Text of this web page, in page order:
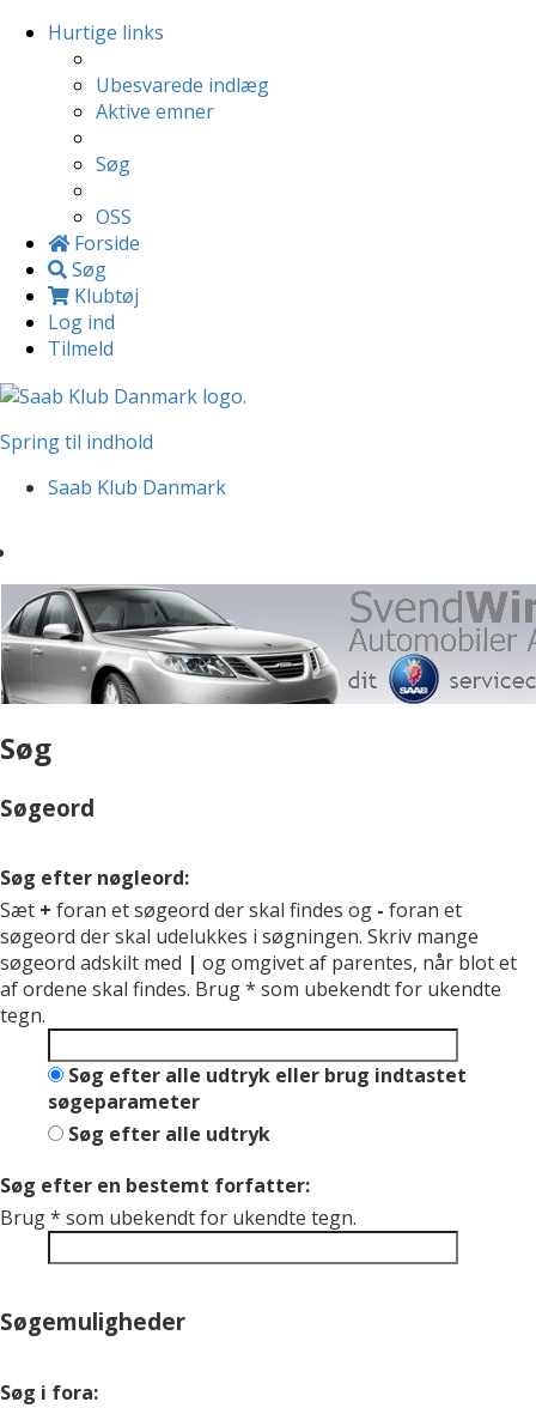
Hurtige links
Ubesvarede indlæg
Aktive emner
Søg
OSS
Forside
Søg
Klubtøj
Log ind
Tilmeld
Spring til indhold
Saab Klub Danmark
Søg
Søgeord
Søg efter nøgleord:
Sæt + foran et søgeord der skal findes og - foran et
søgeord der skal udelukkes i søgningen. Skriv mange
søgeord adskilt med | og omgivet af parentes, når blot et
af ordene skal findes. Brug * som ubekendt for ukendte
tegn.
Søg efter alle udtryk eller brug indtastet
søgeparameter
Søg efter alle udtryk
Søg efter en bestemt forfatter:
Brug * som ubekendt for ukendte tegn.
Søgemuligheder
Søg i fora: